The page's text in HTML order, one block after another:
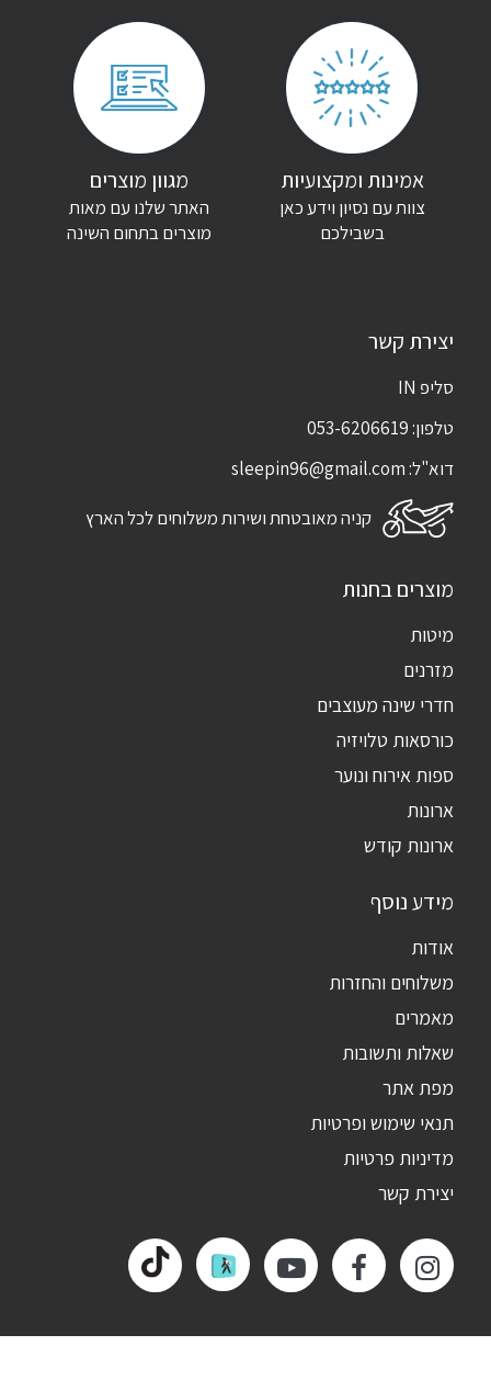
אמינות ומקצועיות
צוות עם נסיון וידע כאן
בשבילכם
מגוון מוצרים
האתר שלנו עם מאות
מוצרים בתחום השינה
יצירת קשר
סליפ IN
טלפון:053-6206619
דוא"ל:sleepin96@gmail.com
קניה מאובטחת ושירות משלוחים לכל הארץ
מוצרים בחנות
מיטות
מזרנים
חדרי שינה מעוצבים
כורסאות טלויזיה
ספות אירוח ונוער
ארונות
ארונות קודש
מידע נוסף
אודות
משלוחים והחזרות
מאמרים
שאלות ותשובות
מפת אתר
תנאי שימוש ופרטיות
מדיניות פרטיות
יצירת קשר